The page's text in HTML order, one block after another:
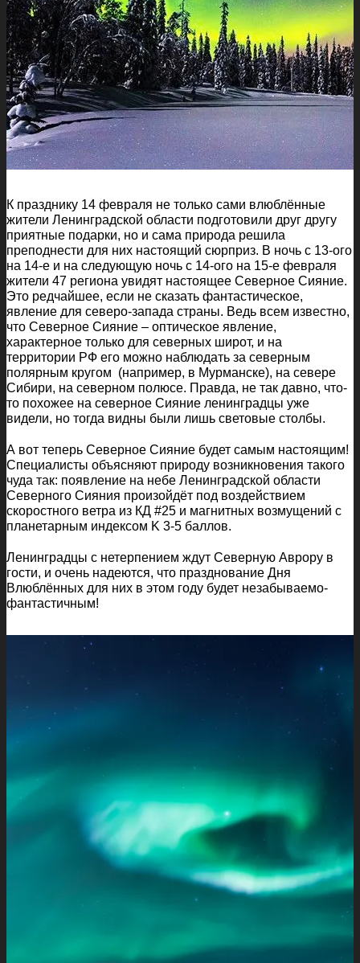
К празднику 14 февраля не только сами влюблённые
жители Ленинградской области подготовили друг другу
приятные подарки, но и сама природа решила
преподнести для них настоящий сюрприз. В ночь с 13-ого
на 14-е и на следующую ночь с 14-ого на 15-е февраля
жители 47 региона увидят настоящее Северное Сияние.
Это редчайшее, если не сказать фантастическое,
явление для северо-запада страны. Ведь всем известно,
что Северное Сияние – оптическое явление,
характерное только для северных широт, и на
территории РФ его можно наблюдать за северным
полярным кругом (например, в Мурманске), на севере
Сибири, на северном полюсе. Правда, не так давно, что-
то похожее на северное Сияние ленинградцы уже
видели, но тогда видны были лишь световые столбы.
А вот теперь Северное Сияние будет самым настоящим!
Специалисты объясняют природу возникновения такого
чуда так: появление на небе Ленинградской области
Северного Сияния произойдёт под воздействием
скоростного ветра из КД #25 и магнитных возмущений с
планетарным индексом K 3-5 баллов.
Ленинградцы с нетерпением ждут Северную Аврору в
гости, и очень надеются, что празднование Дня
Влюблённых для них в этом году будет незабываемо-
фантастичным!